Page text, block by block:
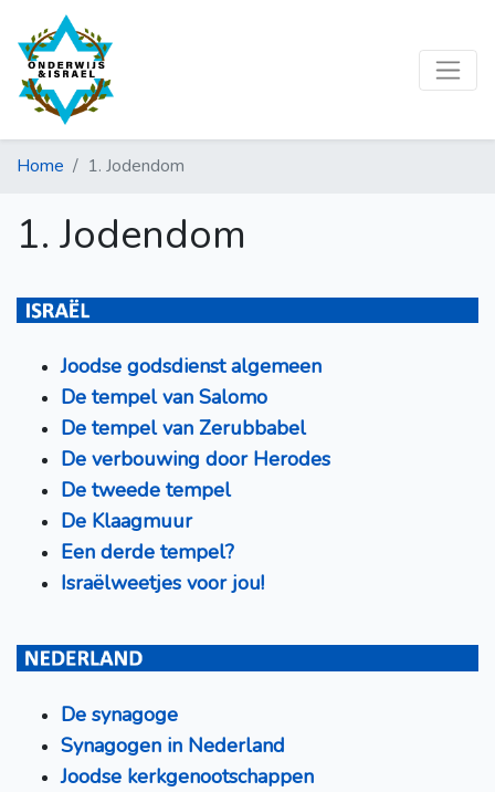
Home 1. Jodendom
1. Jodendom
Joodse godsdienst algemeen
De tempel van Salomo
De tempel van Zerubbabel
De verbouwing door Herodes
De tweede tempel
De Klaagmuur
Een derde tempel?
Israëlweetjes voor jou!
De synagoge
Synagogen in Nederland
Joodse kerkgenootschappen